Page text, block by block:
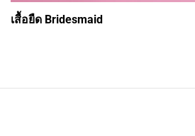
เสื้อยืด Bridesmaid